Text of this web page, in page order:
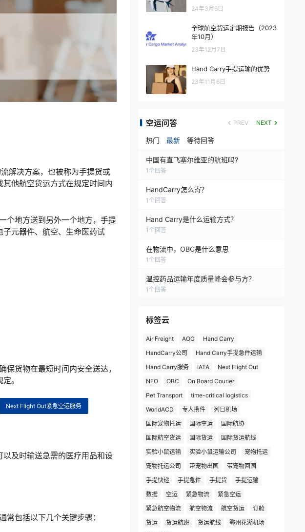
解决方案，也被称为手提货或
他航空货运方式在规定时间内
个地方送到另外一个地方，手提
元器件、航空、生命医药试
货物在最短时间内安全送达，
。
Next Flight Out紧急空运服务
及时输送急需的医疗用品和设
包括以下几个关键步骤：
24年3月6日
全球航空货运定期报告（2023
年10月）
23年12月7日
Hand Carry手提运输的优势
23年11月6日
空运问答 PREV NEXT
热门 最新 等待回答
中国有直飞塞尔维亚的航班吗?
1 个回答
HandCarry怎么寄？
1 个回答
Hand Carry是什么运输方式？
1 个回答
在物流中，OBC是什么意思
1 个回答
温控药品运输年度质量峰会参与方？
1 个回答
标签云
Air Freight AOG
Hand Carry
HandCarry公司
Hand Carry手提急件运输
Hand Carry服务
IATA
Next Flight Out
NFO
OBC
On Board Courier
Pet Transport
time-critical logistics
WorldACD
专人携件
列日机场
国际宠物托运
国际空运
国际航协
国际航空货运
国际货运
国际货运航线
实验小鼠运输
实验小鼠运输公司
宠物托运
宠物托运公司
带宠物出国
带宠物回国
手提快递
手提急件 手提货
手提运输
数据
空运 紧急物流
紧急空运
紧急航空物流
航空物流 航空货运
订舱
货运
货运航班 货运航线
鄂州花湖机场